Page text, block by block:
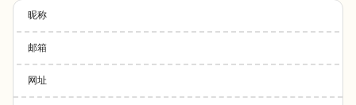
昵称
邮箱
网址